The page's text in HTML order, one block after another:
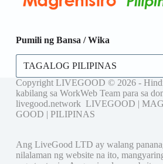
Pumili ng Bansa / Wika
Copyright LIVEGOOD © 2026 - Hindi
kabilang sa WorkWeb Team para sa
livegood.network LIVEGOOD |
GOOD | PILIPINAS
Ang LiveGood LTD ay walang
nilalaman ng website na ito,